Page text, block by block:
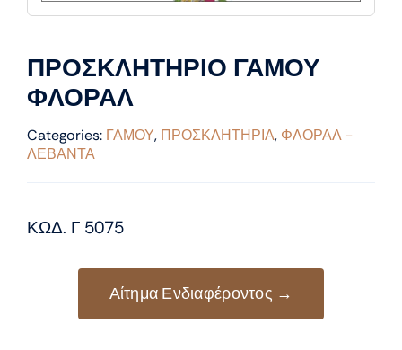
ΠΡΟΣΚΛΗΤΗΡΙΟ ΓΑΜΟΥ
ΦΛΟΡΑΛ
Categories: ΓΑΜΟΥ, ΠΡΟΣΚΛΗΤΗΡΙΑ, ΦΛΟΡΑΛ -
ΛΕΒΑΝΤΑ
ΚΩΔ. Γ 5075
Αίτημα Ενδιαφέροντος →